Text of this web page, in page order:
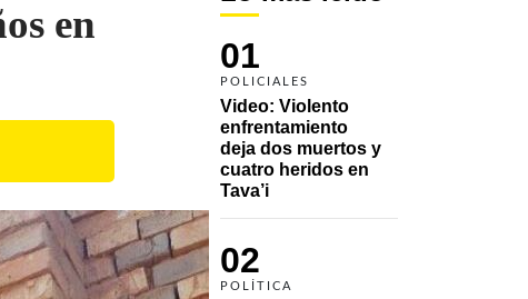
01
POLICIALES
Video: Violento
enfrentamiento
deja dos muertos y
cuatro heridos en
Tava’i
02
POLÍTICA
en